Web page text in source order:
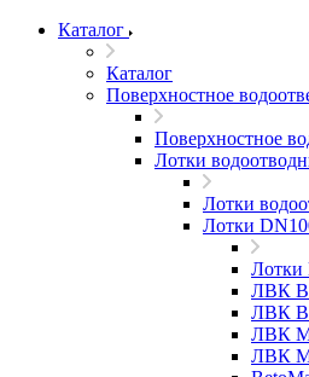
Каталог
Каталог
Поверхностное
Поверхностное
Лотки
Лотки
Лотки
Лотки
ЛВК
ЛВК
ЛВК М
ЛВК